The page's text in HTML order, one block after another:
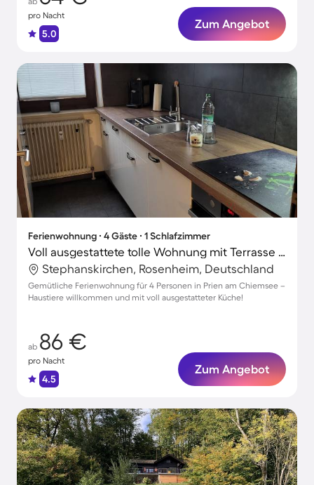
pro Nacht
5.0
Zum Angebot
Ferienwohnung ∙ 4 Gäste ∙ 1 Schlafzimmer
Voll ausgestattete tolle Wohnung mit Terrasse | Haustiere sind willkommen
Stephanskirchen, Rosenheim, Deutschland
Gemütliche Ferienwohnung für 4 Personen in Prien am Chiemsee –
Haustiere willkommen und mit voll ausgestatteter Küche!
ab 86 €
pro Nacht
4.5
Zum Angebot